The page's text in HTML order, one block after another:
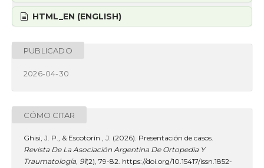
HTML_EN (ENGLISH)
PUBLICADO
2026-04-30
CÓMO CITAR
Ghisi, J. P., & Escotorín , J. (2026). Presentación de casos.
Revista De La Asociación Argentina De Ortopedia Y
Traumatología, 91(2), 79-82. https://doi.org/10.15417/issn.1852-